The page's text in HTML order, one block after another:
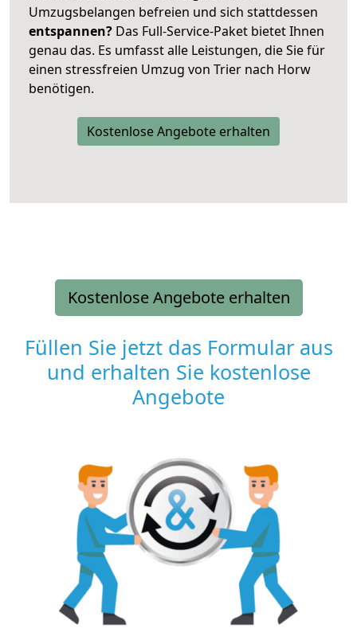
Umzugsbelangen befreien und sich stattdessen
entspannen? Das Full-Service-Paket bietet Ihnen
genau das. Es umfasst alle Leistungen, die Sie für
einen stressfreien Umzug von Trier nach Horw
benötigen.
Kostenlose Angebote erhalten
Kostenlose Angebote erhalten
Füllen Sie jetzt das Formular aus
und erhalten Sie kostenlose
Angebote